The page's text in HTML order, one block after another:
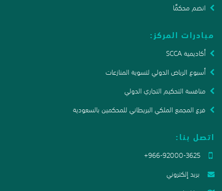
انضم محكمًا
مبادرات المركز:
أكاديمية SCCA
أسبوع الرياض الدولي لتسوية المنازعات
منافسة التحكيم التجاري الدولي
فرع المجمع الملكي البريطاني للمحكمين بالسعودية
اتصل بنا:
+966-92000-3625
بريد إلكتروني